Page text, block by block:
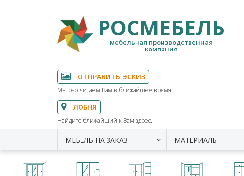
РОСМЕБЕЛЬ
мебельная производственная
компания
ОТПРАВИТЬ ЭСКИЗ
Мы рассчитаем Вам в ближайшее время.
ЛОБНЯ
Найдите ближайший к Вам адрес.
МЕБЕЛЬ НА ЗАКАЗ МАТЕРИАЛЫ